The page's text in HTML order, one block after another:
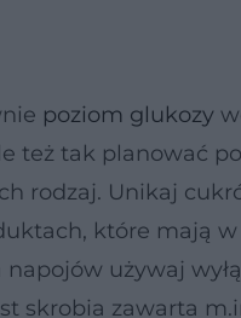
poziom glukozy
też tak planować
rodzaj. Unikaj
które mają
używaj
skrobia zawarta